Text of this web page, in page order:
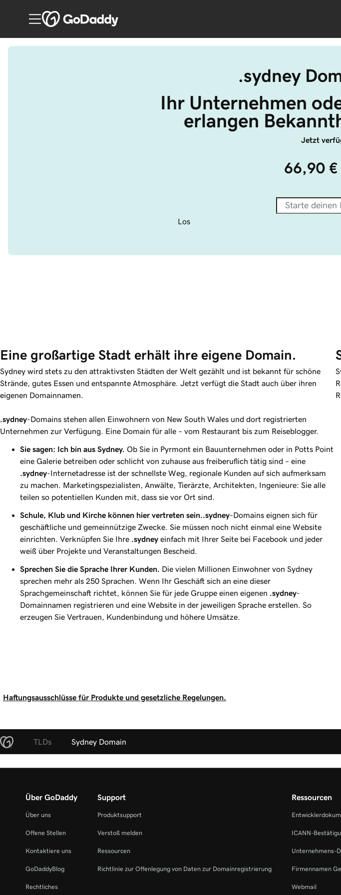
.sydney
Ihr Unternehmen
erlangen
Jetzt
66,90 €
Los
Eine großartige Stadt erhält ihre eigene Domain.
Sydney wird stets zu den attraktivsten Städten der Welt gezählt und ist bekannt für schöne
Strände, gutes Essen und entspannte Atmosphäre. Jetzt verfügt die Stadt auch über ihren
eigenen Domainnamen.
.sydney-Domains stehen allen Einwohnern von New South Wales und dort registrierten
Unternehmen zur Verfügung. Eine Domain für alle – vom Restaurant bis zum Reiseblogger.
Sie sagen: Ich bin aus Sydney. Ob Sie in Pyrmont ein Bauunternehmen oder in Potts Point
eine Galerie betreiben oder schlicht von zuhause aus freiberuflich tätig sind – eine
.sydney-Internetadresse ist der schnellste Weg, regionale Kunden auf sich aufmerksam
zu machen. Marketingspezialisten, Anwälte, Tierärzte, Architekten, Ingenieure: Sie alle
teilen so potentiellen Kunden mit, dass sie vor Ort sind.
Schule, Klub und Kirche können hier vertreten sein. .sydney-Domains eignen sich für
geschäftliche und gemeinnützige Zwecke. Sie müssen noch nicht einmal eine Website
einrichten. Verknüpfen Sie Ihre .sydney einfach mit Ihrer Seite bei Facebook und jeder
weiß über Projekte und Veranstaltungen Bescheid.
Sprechen Sie die Sprache Ihrer Kunden. Die vielen Millionen Einwohner von Sydney
sprechen mehr als 250 Sprachen. Wenn Ihr Geschäft sich an eine dieser
Sprachgemeinschaft richtet, können Sie für jede Gruppe einen eigenen .sydney-
Domainnamen registrieren und eine Website in der jeweiligen Sprache erstellen. So
erzeugen Sie Vertrauen, Kundenbindung und höhere Umsätze.
Haftungsausschlüsse für Produkte und gesetzliche Regelungen.
TLDs Sydney Domain
Über GoDaddy
Über uns
Offene Stellen
Kontaktiere uns
GoDaddyBlog
Rechtliches
Support
Produktsupport
Verstoß melden
Ressourcen
Richtlinie zur Offenlegung von Daten zur Domainregistrierung
Ressourcen
ICANN-
Unternehmens-
Firmennamen
Webmail